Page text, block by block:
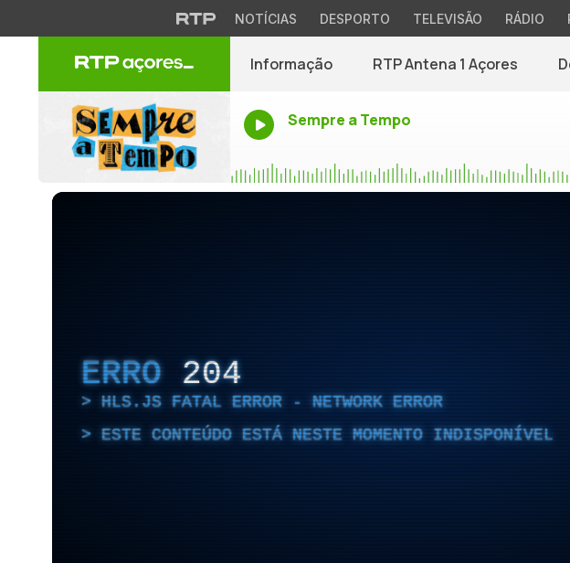
NOTÍCIAS DESPORTO TELEVISÃO RÁDIO
Informação RTP Antena 1 Açores
Sempre a Tempo
ERRO 204
HLS.JS FATAL ERROR - NETWORK ERROR
ESTE CONTEÚDO ESTÁ NESTE MOMENTO INDISPONÍVEL